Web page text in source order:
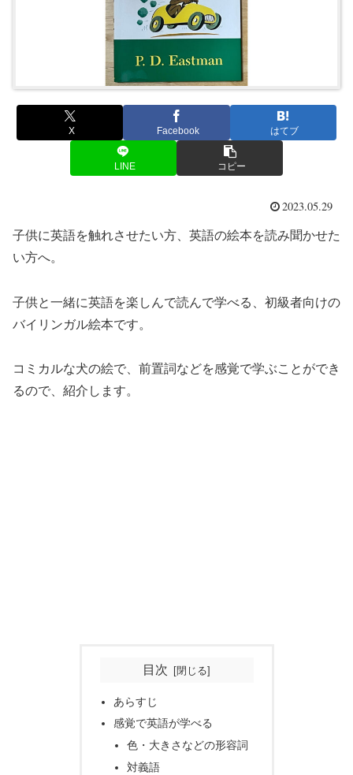
X Facebook はてブ
LINE コピー
2023.05.29
子供に英語を触れさせたい方、英語の絵本を読み聞かせた
い方へ。
子供と一緒に英語を楽しんで読んで学べる、初級者向けの
バイリンガル絵本です。
コミカルな犬の絵で、前置詞などを感覚で学ぶことができ
るので、紹介します。
目次
あらすじ
感覚で英語が学べる
色・大きさなどの形容詞
対義語